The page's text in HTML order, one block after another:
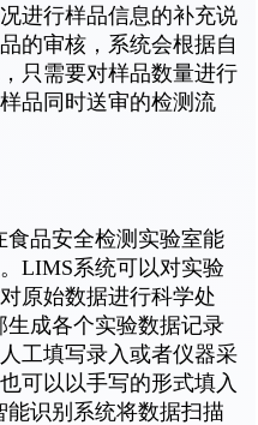
进行样品信息的补充说
的审核，系统会根据自
只需要对样品数量进行
品同时送审的检测流
品安全检测实验室能
LIMS系统可以对实验
原始数据进行科学处
成各个实验数据记录
工填写录入或者仪器采
可以以手写的形式填入
识别系统将数据扫描